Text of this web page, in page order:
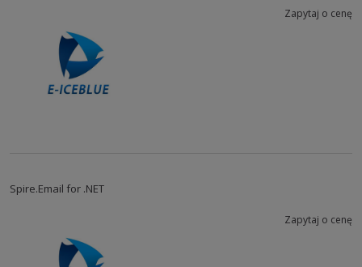
Zapytaj o cenę
Spire.Email for .NET
Zapytaj o cenę